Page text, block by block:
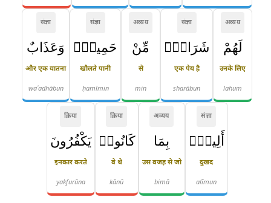
अव्यय
لَهُمْ
उनके लिए
lahum
संज्ञा
شَرَابٌۭ
एक पेय है
sharābun
अव्यय
مِّنْ
से
min
संज्ञा
حَمِيمٍۢ
खौलते पानी
ḥamīmin
संज्ञा
وَعَذَابٌ
और एक यातना
waʿadhābun
संज्ञा
أَلِيمٌۢ
दुखद
alīmun
अव्यय
بِمَا
उस वजह से जो
bimā
क्रिया
كَانُوا۟
वे थे
kānū
क्रिया
يَكْفُرُونَ
इनकार करते
yakfurūna